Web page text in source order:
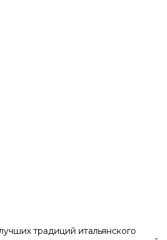
традиций итальянского